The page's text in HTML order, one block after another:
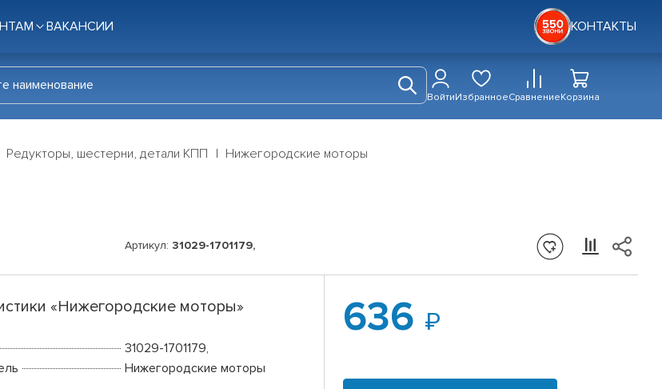
ВАКАНСИИ КОНТАКТЫ
ВойтиИзбранноеСравнениеКорзина
Редукторы, шестерни, детали КПП Нижегородские моторы
Артикул: 31029-1701179,
«Нижегородские моторы»
31029-1701179,
Нижегородские моторы
636